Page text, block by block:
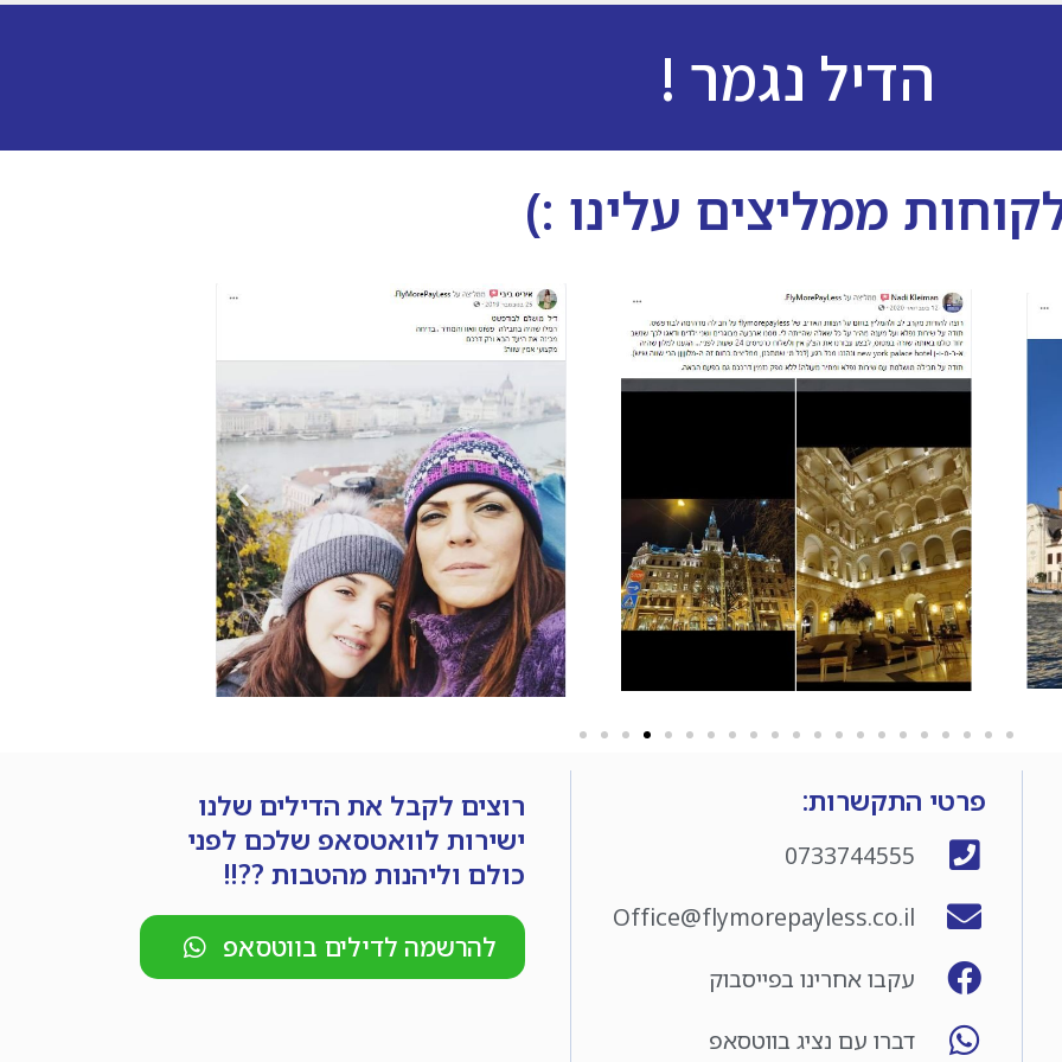
הדיל נגמר !
ממליצים עלינו :)
פרטי התקשרות:
0733744555
Office@flymorepayless.co.il
עקבו אחרינו בפייסבוק
דברו עם נציג בווטסאפ
רוצים לקבל את הדילים שלנו
ישירות לוואטסאפ שלכם לפני
כולם וליהנות מהטבות ??!!
להרשמה לדילים בווטסאפ